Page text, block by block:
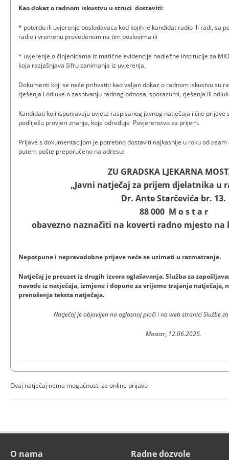
Kao dokaz o radnom iskustvu u struci dostaviti:
* potvrdu ili uvjerenje poslodavaca kod kojih je kandidat radio ili radi, sa
radio i vremenu provedenom na tim poslovima ili
* uvjerenje o činjenicama iz matične evidencije nadležne institucije za
koja razjašnjava šifru zanimanja iz uvjerenja.
Dokumenti koji se neće prihvatiti kao valjan dokaz o radnom iskustvu su
rješenja i odluke o zasnivanju radnog odnosa, sporazumi, rješenja ili
Kandidati koji ispunjavaju uvjete raspisanog javnog natječaja i čije
podliježu provjeri znanja, koje određuje Povjerenstvo za prijem.
Prijave s dokumentacijom je potrebno dostaviti najkasnije u roku od
putem pošte preporučeno na adresu:
ZU GRADSKA LJEKARNA
„Javni natječaj za prijem djelatnika u
Dr. Ante Starčevića br. 13.
88 000 M o s t a r
obavezno naznačiti na koverti radno mjesto na
Nepotpune i nepravodobne prijave neće se uzimati u razmatranje.
Natječaj je preuzet iz drugih izvora oglašavanja. Služba za
navode iz natječaja, izmjene i dopune za vrijeme trajanja natječaja,
prenošenja teksta natječaja.
Natječaj je objavljen na oglasnoj ploči i na web stranici Službe
Mostar, 12.06.2026.
Ovaj natječaj nema mogućnosti za online prijavu
O nama Radne dozvole